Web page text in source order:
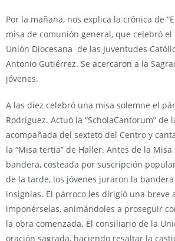
Por la mañana, nos explica la crónica de
misa de comunión general, que celebró el
Unión Diocesana de las Juventudes
Antonio Gutiérrez. Se acercaron a la
jóvenes.
A las diez celebró una misa solemne el
Rodríguez. Actuó la “ScholaCantorum” de
acompañada del sexteto del Centro y
la “Misa tertia” de Haller. Antes de la
bandera, costeada por suscripción
de la tarde, los jóvenes juraron la
insignias. El párroco les dirigió una breve
imponérselas, animándoles a proseguir
la obra comenzada. El consiliario de la
oración sagrada, haciendo resaltar la